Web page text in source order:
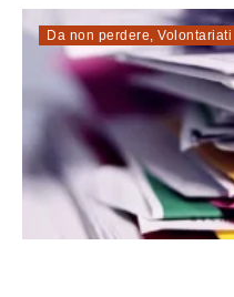
Da non perdere, Volontariati
La variazione dei